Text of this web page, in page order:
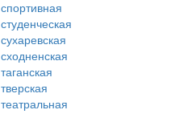
спортивная
студенческая
сухаревская
сходненская
таганская
тверская
театральная